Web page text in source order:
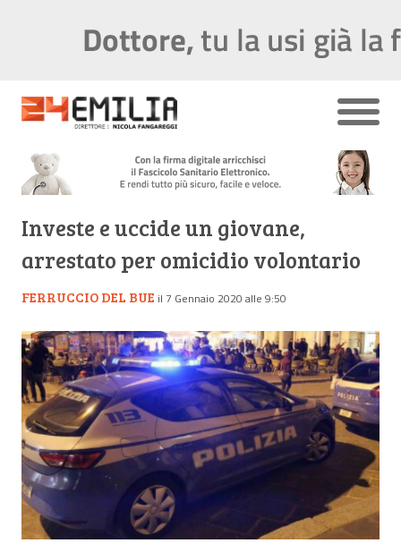
Investe e uccide un giovane,
arrestato per omicidio volontario
FERRUCCIO DEL BUE il 7 Gennaio 2020 alle 9:50